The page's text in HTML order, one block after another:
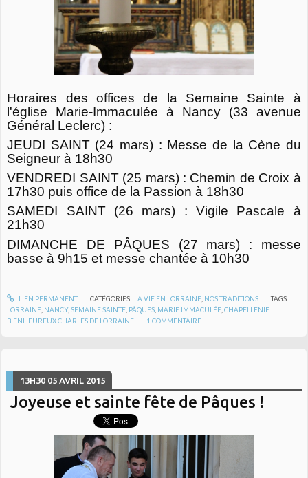
Horaires des offices de la Semaine Sainte à
l'église Marie-Immaculée à Nancy (33 avenue
Général Leclerc) :
JEUDI SAINT (24 mars) : Messe de la Cène du
Seigneur à 18h30
VENDREDI SAINT (25 mars) : Chemin de Croix à
17h30 puis office de la Passion à 18h30
SAMEDI SAINT (26 mars) : Vigile Pascale à
21h30
DIMANCHE DE PÂQUES (27 mars) : messe
basse à 9h15 et messe chantée à 10h30
LIEN PERMANENT CATÉGORIES : LA VIE EN LORRAINE, NOS TRADITIONS
TAGS :
LORRAINE NANCY,SEMAINE SAINTE PÂQUES MARIE IMMACULÉE ,CHAPELLENIE
BIENHEUREUX CHARLES DE LORRAINE
1 COMMENTAIRE
13H30 05 AVRIL 2015
Joyeuse et sainte fête de Pâques !